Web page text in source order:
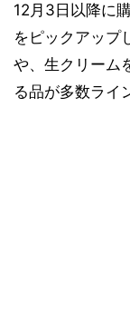
12月3日以降に
をピックアップ
や、生クリーム
る品が多数ライ